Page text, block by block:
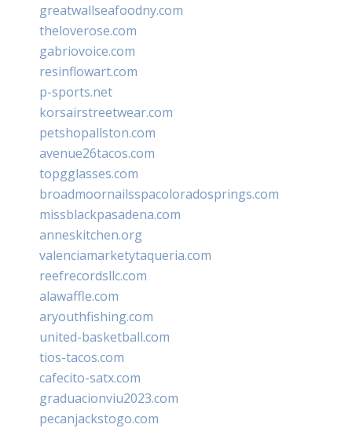
greatwallseafoodny.com
theloverose.com
gabriovoice.com
resinflowart.com
p-sports.net
korsairstreetwear.com
petshopallston.com
avenue26tacos.com
topgglasses.com
broadmoornailsspacoloradosprings.com
missblackpasadena.com
anneskitchen.org
valenciamarketytaqueria.com
reefrecordsllc.com
alawaffle.com
aryouthfishing.com
united-basketball.com
tios-tacos.com
cafecito-satx.com
graduacionviu2023.com
pecanjackstogo.com